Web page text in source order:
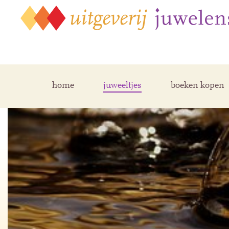
home juweeltjes boeken kopen